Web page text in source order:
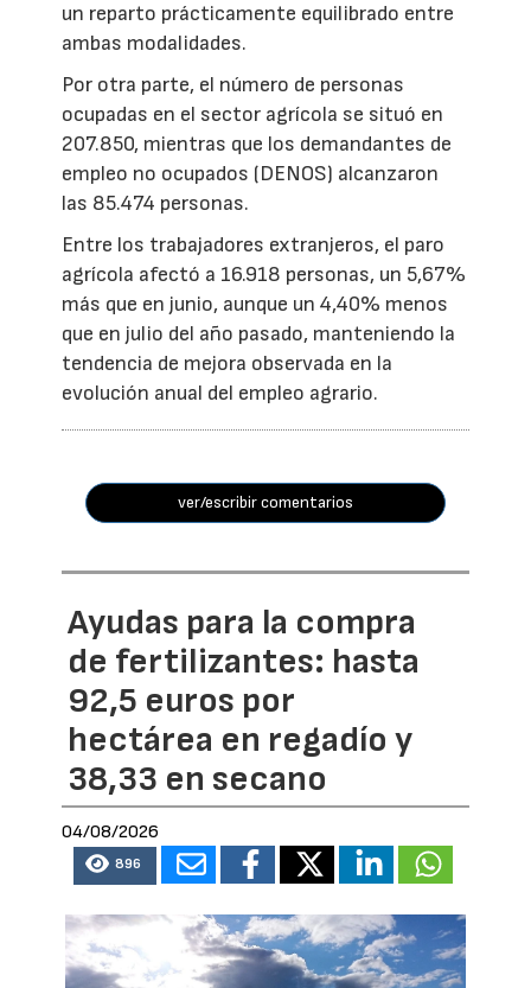
un reparto prácticamente equilibrado entre
ambas modalidades.
Por otra parte, el número de personas
ocupadas en el sector agrícola se situó en
207.850, mientras que los demandantes de
empleo no ocupados (DENOS) alcanzaron
las 85.474 personas.
Entre los trabajadores extranjeros, el paro
agrícola afectó a 16.918 personas, un 5,67%
más que en junio, aunque un 4,40% menos
que en julio del año pasado, manteniendo la
tendencia de mejora observada en la
evolución anual del empleo agrario.
ver/escribir comentarios
Ayudas para la compra
de fertilizantes: hasta
92,5 euros por
hectárea en regadío y
38,33 en secano
04/08/2026
896